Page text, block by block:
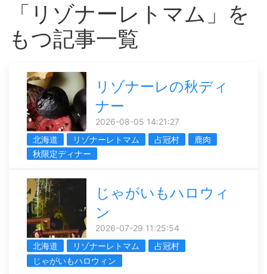
「リゾナーレトマム」を
もつ記事一覧
リゾナーレの秋ディ
ナー
2026-08-05 14:21:27
北海道
リゾナーレトマム 占冠村
鹿肉
秋限定ディナー
じゃがいもハロウィ
ン
2026-07-29 11:25:54
北海道
リゾナーレトマム
占冠村
じゃがいもハロウィン